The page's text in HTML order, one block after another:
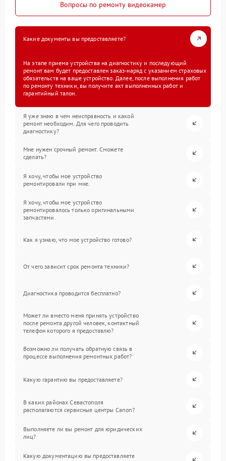
Вопросы по ремонту видеокамер
Какие документы вы предоставляете?
На этапе приема устройства на диагностику и последующий
ремонт вам будет предоставлен заказ-наряд с указанием страховых
обязательств на ваше устройство. Далее, после выполнения работ
по ремонту техники, вы получите акт выполненных работ и
гарантийный талон.
Я уже знаю в чем неисправность и какой
ремонт необходим. Для чего проводить
диагностику?
Мне нужен срочный ремонт. Сможете
сделать?
Я хочу, чтобы мое устройство
ремонтировали при мне.
Я хочу, чтобы мое устройство
ремонтировалось только оригинальными
запчастями.
Как я узнаю, что мое устройство готово?
От чего зависит срок ремонта техники?
Диагностика проводится бесплатно?
Может ли вместо меня принять устройство
после ремонта другой человек, контактный
телефон которого я предоставлю?
Возможно ли получать обратную связь в
процессе выполнения ремонтных работ?
Какую гарантию вы предоставляете?
В каких районах Севастополя
располагаются сервисные центры Canon?
Выполняете ли вы ремонт для юридических
лиц?
Какую документацию вы предоставляете